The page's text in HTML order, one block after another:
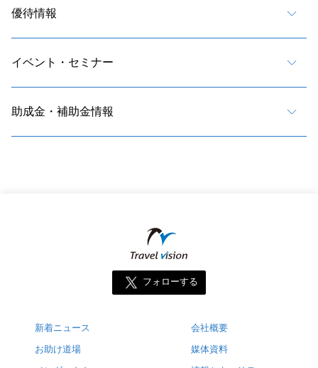
優待情報
イベント・セミナー
助成金・補助金情報
フォローする
新着ニュース
お助け道場
会社概要
媒体資料